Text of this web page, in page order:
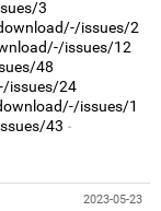
3
issues/2
issues/12
48
issues/24
issues/1
43
2023-05-23